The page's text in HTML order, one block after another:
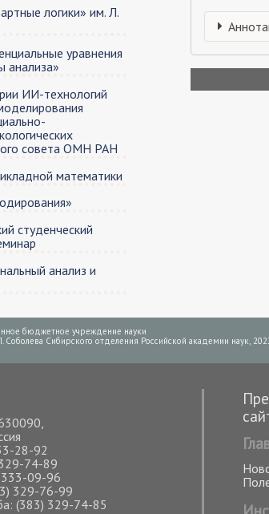
страниц
логики» им. Л.
уравнения
анализа»
ИИ-технологий
совета ОМН РАН
математики
студенческий
анализ и
бюджетное учреждение науки
Соболева Сибирского отделения Российской академии наук,
28-92
74-89
333-09-96
329-76-99
(383) 329-74-85